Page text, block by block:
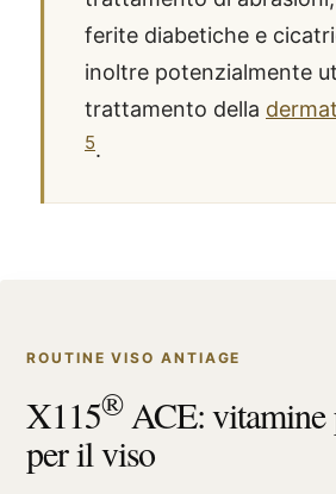
ferite diabetiche e
inoltre potenzialmente
trattamento della
5.
ROUTINE VISO ANTIAGE
X115®ACE: vitamine
per il viso